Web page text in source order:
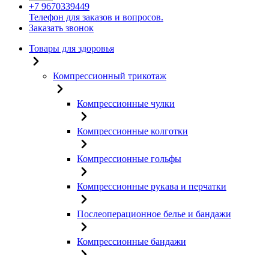
+7 9670339449
Телефон для заказов и вопросов.
Заказать звонок
Товары для здоровья
Компрессионный трикотаж
Компрессионные чулки
Компрессионные колготки
Компрессионные гольфы
Компрессионные рукава и перчатки
Послеоперационное белье и бандажи
Компрессионные бандажи